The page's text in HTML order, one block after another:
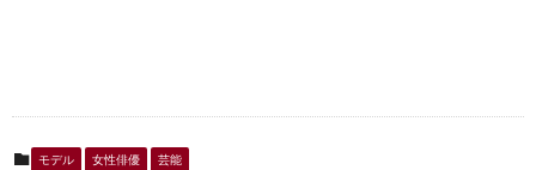
モデル 女性俳優 芸能